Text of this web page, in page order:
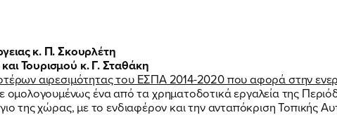
κ. Π. Σκουρλέτη
Τουρισμού κ. Γ. Σταθάκη
αιρεσιμότητας του ΕΣΠΑ 2014-2020 που αφορά στην
ένα από τα χρηματοδοτικά εργαλεία της
της χώρας, με το ενδιαφέρον και την ανταπόκριση Τοπικής